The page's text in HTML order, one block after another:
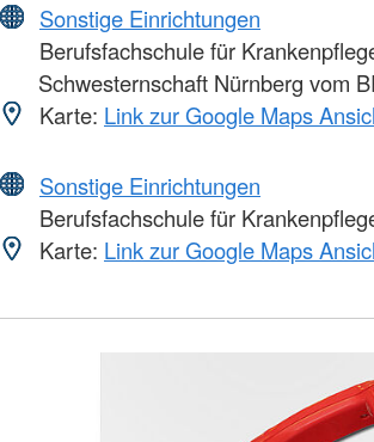
Sonstige Einrichtungen
Berufsfachschule für
Schwesternschaft Nürnberg vom
Karte: Link zur Google Maps
Sonstige Einrichtungen
Berufsfachschule für
Karte: Link zur Google Maps